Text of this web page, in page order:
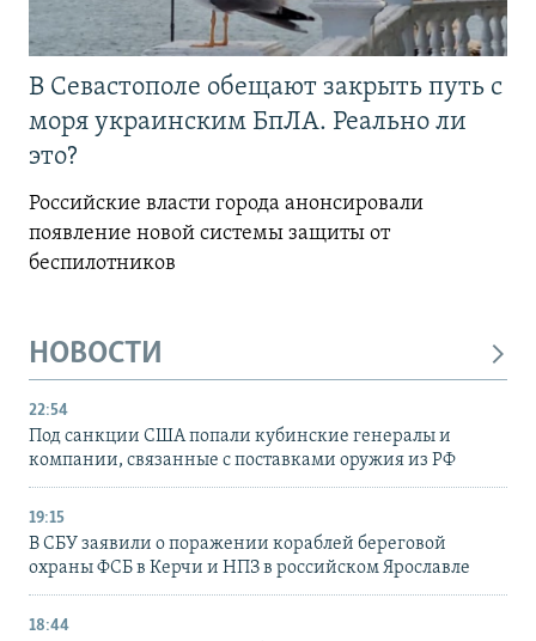
В Севастополе обещают закрыть путь с
моря украинским БпЛА. Реально ли
это?
Российские власти города анонсировали
появление новой системы защиты от
беспилотников
НОВОСТИ
22:54
Под санкции США попали кубинские генералы и
компании, связанные с поставками оружия из РФ
19:15
В СБУ заявили о поражении кораблей береговой
охраны ФСБ в Керчи и НПЗ в российском Ярославле
18:44